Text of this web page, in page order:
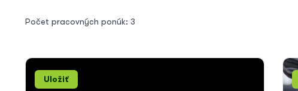
Počet pracovných ponúk: 3
Uložiť